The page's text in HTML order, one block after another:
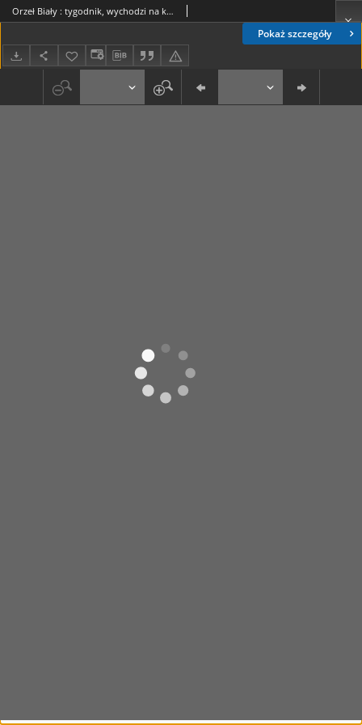
Pokaż szczegóły
Orzeł Biały : tygodnik, wychodzi na każdą niedzielę. - R. 2, nr 3 (17 stycznia 1926)